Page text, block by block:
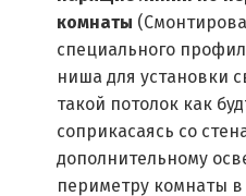
комнаты
специального
ниша для установки
такой потолок как
соприкасаясь со
дополнительному
периметру комнаты в